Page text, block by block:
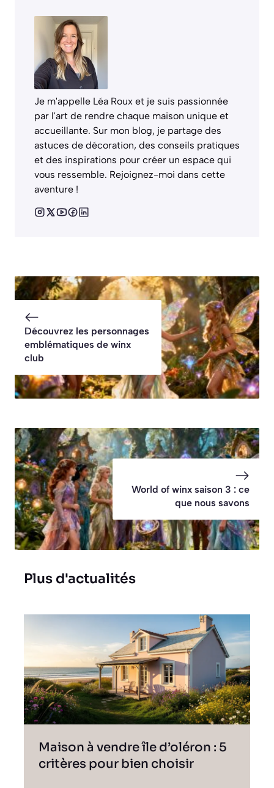
Je m'appelle Léa Roux et je suis passionnée
par l'art de rendre chaque maison unique et
accueillante. Sur mon blog, je partage des
astuces de décoration, des conseils pratiques
et des inspirations pour créer un espace qui
vous ressemble. Rejoignez-moi dans cette
aventure !
Découvrez les personnages
emblématiques de winx
club
World of winx saison 3 : ce
que nous savons
Plus d'actualités
Maison à vendre île d’oléron : 5
critères pour bien choisir